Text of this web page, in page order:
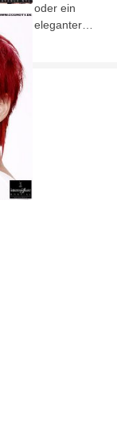
oder ein
eleganter…